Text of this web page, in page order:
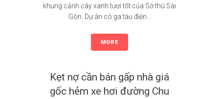
khung cảnh cây xanh tươi tốt của Sở thú Sài
Gòn. Dự án có ga tàu điện...
MORE
Kẹt nợ cần bán gấp nhà giá
gốc hẻm xe hơi đường Chu